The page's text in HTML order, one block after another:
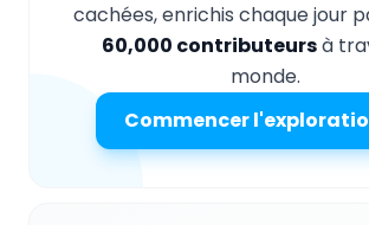
cachées, enrichis chaque jour
60,000 contributeursà
monde.
Commencer